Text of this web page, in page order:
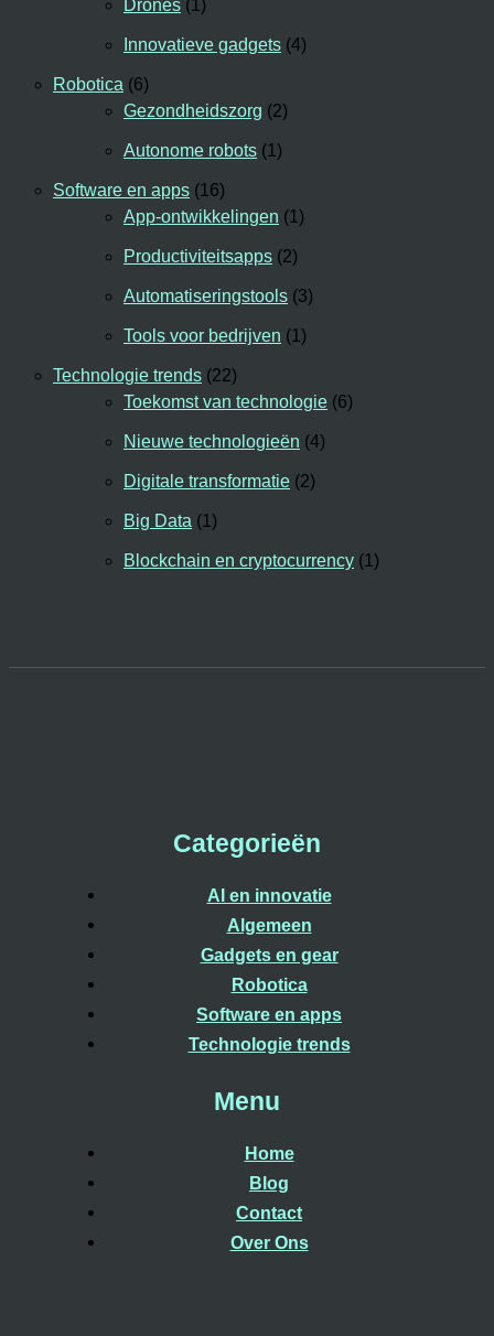
Drones (1)
Innovatieve gadgets (4)
Robotica (6)
Gezondheidszorg (2)
Autonome robots (1)
Software en apps (16)
App-ontwikkelingen (1)
Productiviteitsapps (2)
Automatiseringstools (3)
Tools voor bedrijven (1)
Technologie trends (22)
Toekomst van technologie (6)
Nieuwe technologieën (4)
Digitale transformatie (2)
Big Data (1)
Blockchain en cryptocurrency (1)
Categorieën
AI en innovatie
Algemeen
Gadgets en gear
Robotica
Software en apps
Technologie trends
Menu
Home
Blog
Contact
Over Ons